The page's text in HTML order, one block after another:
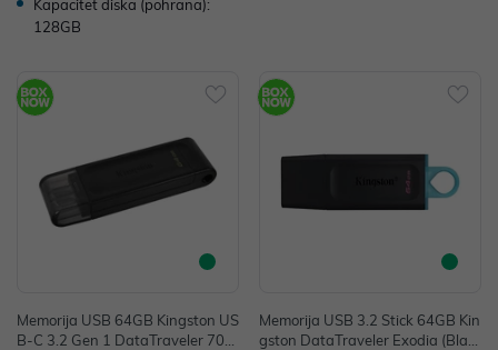
Kapacitet diska (pohrana):
128GB
Memorija USB 64GB Kingston US
B-C 3.2 Gen 1 DataTraveler 70
Memorija USB 3.2 Stick 64GB Kin
gston DataTraveler Exodia (Blac